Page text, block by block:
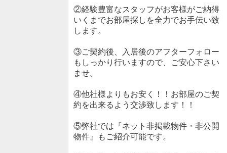
②経験豊富なスタッフがお客様がご納得
いくまでお部屋探しを全力でお手伝い致
します。
③ご契約後、入居後のアフターフォロー
もしっかり行いますので、ご安心下さい
ませ。
④他社様よりもお安く！！お部屋のご契
約を出来るよう交渉致します！！
⑤弊社では『ネット非掲載物件・非公開
物件』もご紹介可能です。